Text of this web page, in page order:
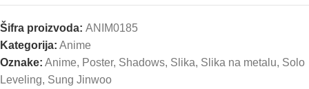
Šifra proizvoda: ANIM0185
Kategorija: Anime
Oznake: Anime, Poster, Shadows, Slika, Slika na metalu, Solo
Leveling, Sung Jinwoo